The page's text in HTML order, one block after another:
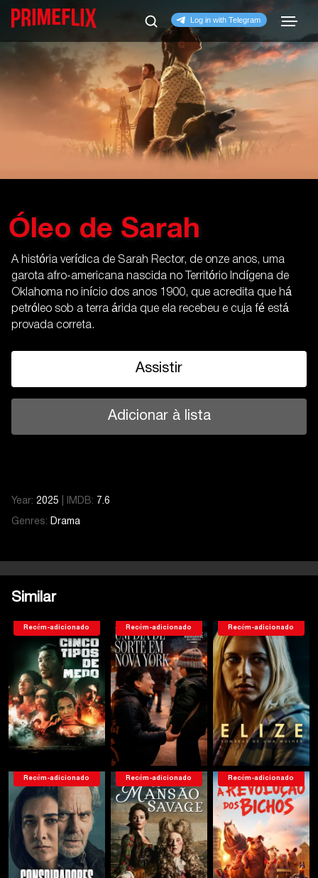
Óleo de Sarah
A história verídica de Sarah Rector, de onze anos, uma
garota afro-americana nascida no Território Indígena de
Oklahoma no início dos anos 1900, que acredita que há
petróleo sob a terra árida que ela recebeu e cuja fé está
provada correta.
Assistir
Adicionar à lista
Year: 2025 IMDB: 7.6
Genres: Drama
Similar
Recém-adicionado Recém-adicionado Recém-adicionado
Recém-adicionado Recém-adicionado Recém-adicionado